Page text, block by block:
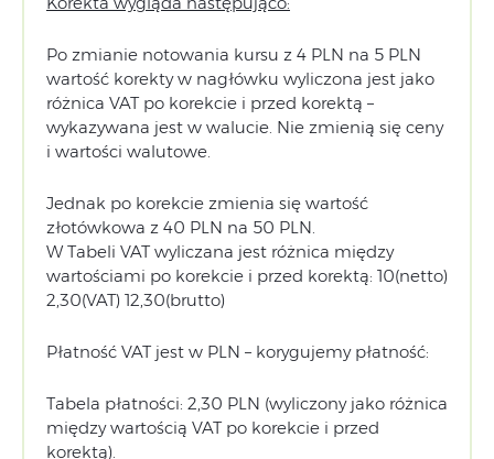
Po zmianie notowania kursu z 4 PLN na 5 PLN
wartość korekty w nagłówku wyliczona jest jako
różnica VAT po korekcie i przed korektą –
wykazywana jest w walucie. Nie zmienią się ceny
i wartości walutowe.
Jednak po korekcie zmienia się wartość
złotówkowa z 40 PLN na 50 PLN.
W Tabeli VAT wyliczana jest różnica między
wartościami po korekcie i przed korektą: 10(netto)
2,30(VAT) 12,30(brutto)
Płatność VAT jest w PLN – korygujemy płatność:
Tabela płatności: 2,30 PLN (wyliczony jako różnica
między wartością VAT po korekcie i przed
korektą).